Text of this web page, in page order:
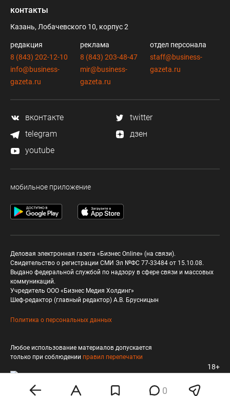
0
контакты
Казань, Лобачевского 10, корпус 2
редакция
8 (843) 202-12-10
info@business-
gazeta.ru
реклама
8 (843) 203-48-47
mir@business-
gazeta.ru
отдел персонала
staff@business-
gazeta.ru
вконтакте
twitter
telegram
дзен
youtube
мобильное приложение
Деловая электронная газета «Бизнес Online» (на связи).
Свидетельство о регистрации СМИ Эл №ФС 77-33484 от 15.10.08.
Выдано федеральной службой по надзору в сфере связи и массовых
коммуникаций.
Учредитель ООО «Бизнес Медия Холдинг»
Шеф-редактор (главный редактор) А.В. Брусницын
Политика о персональных данных
Любое использование материалов допускается
только при соблюдении правил перепечатки
18+